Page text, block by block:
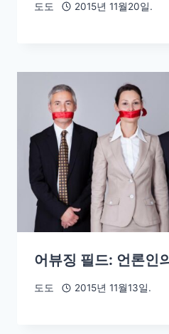
도도 2015년 11월20일.
어뷰징 필드: 언론인
도도 2015년 11월13일.